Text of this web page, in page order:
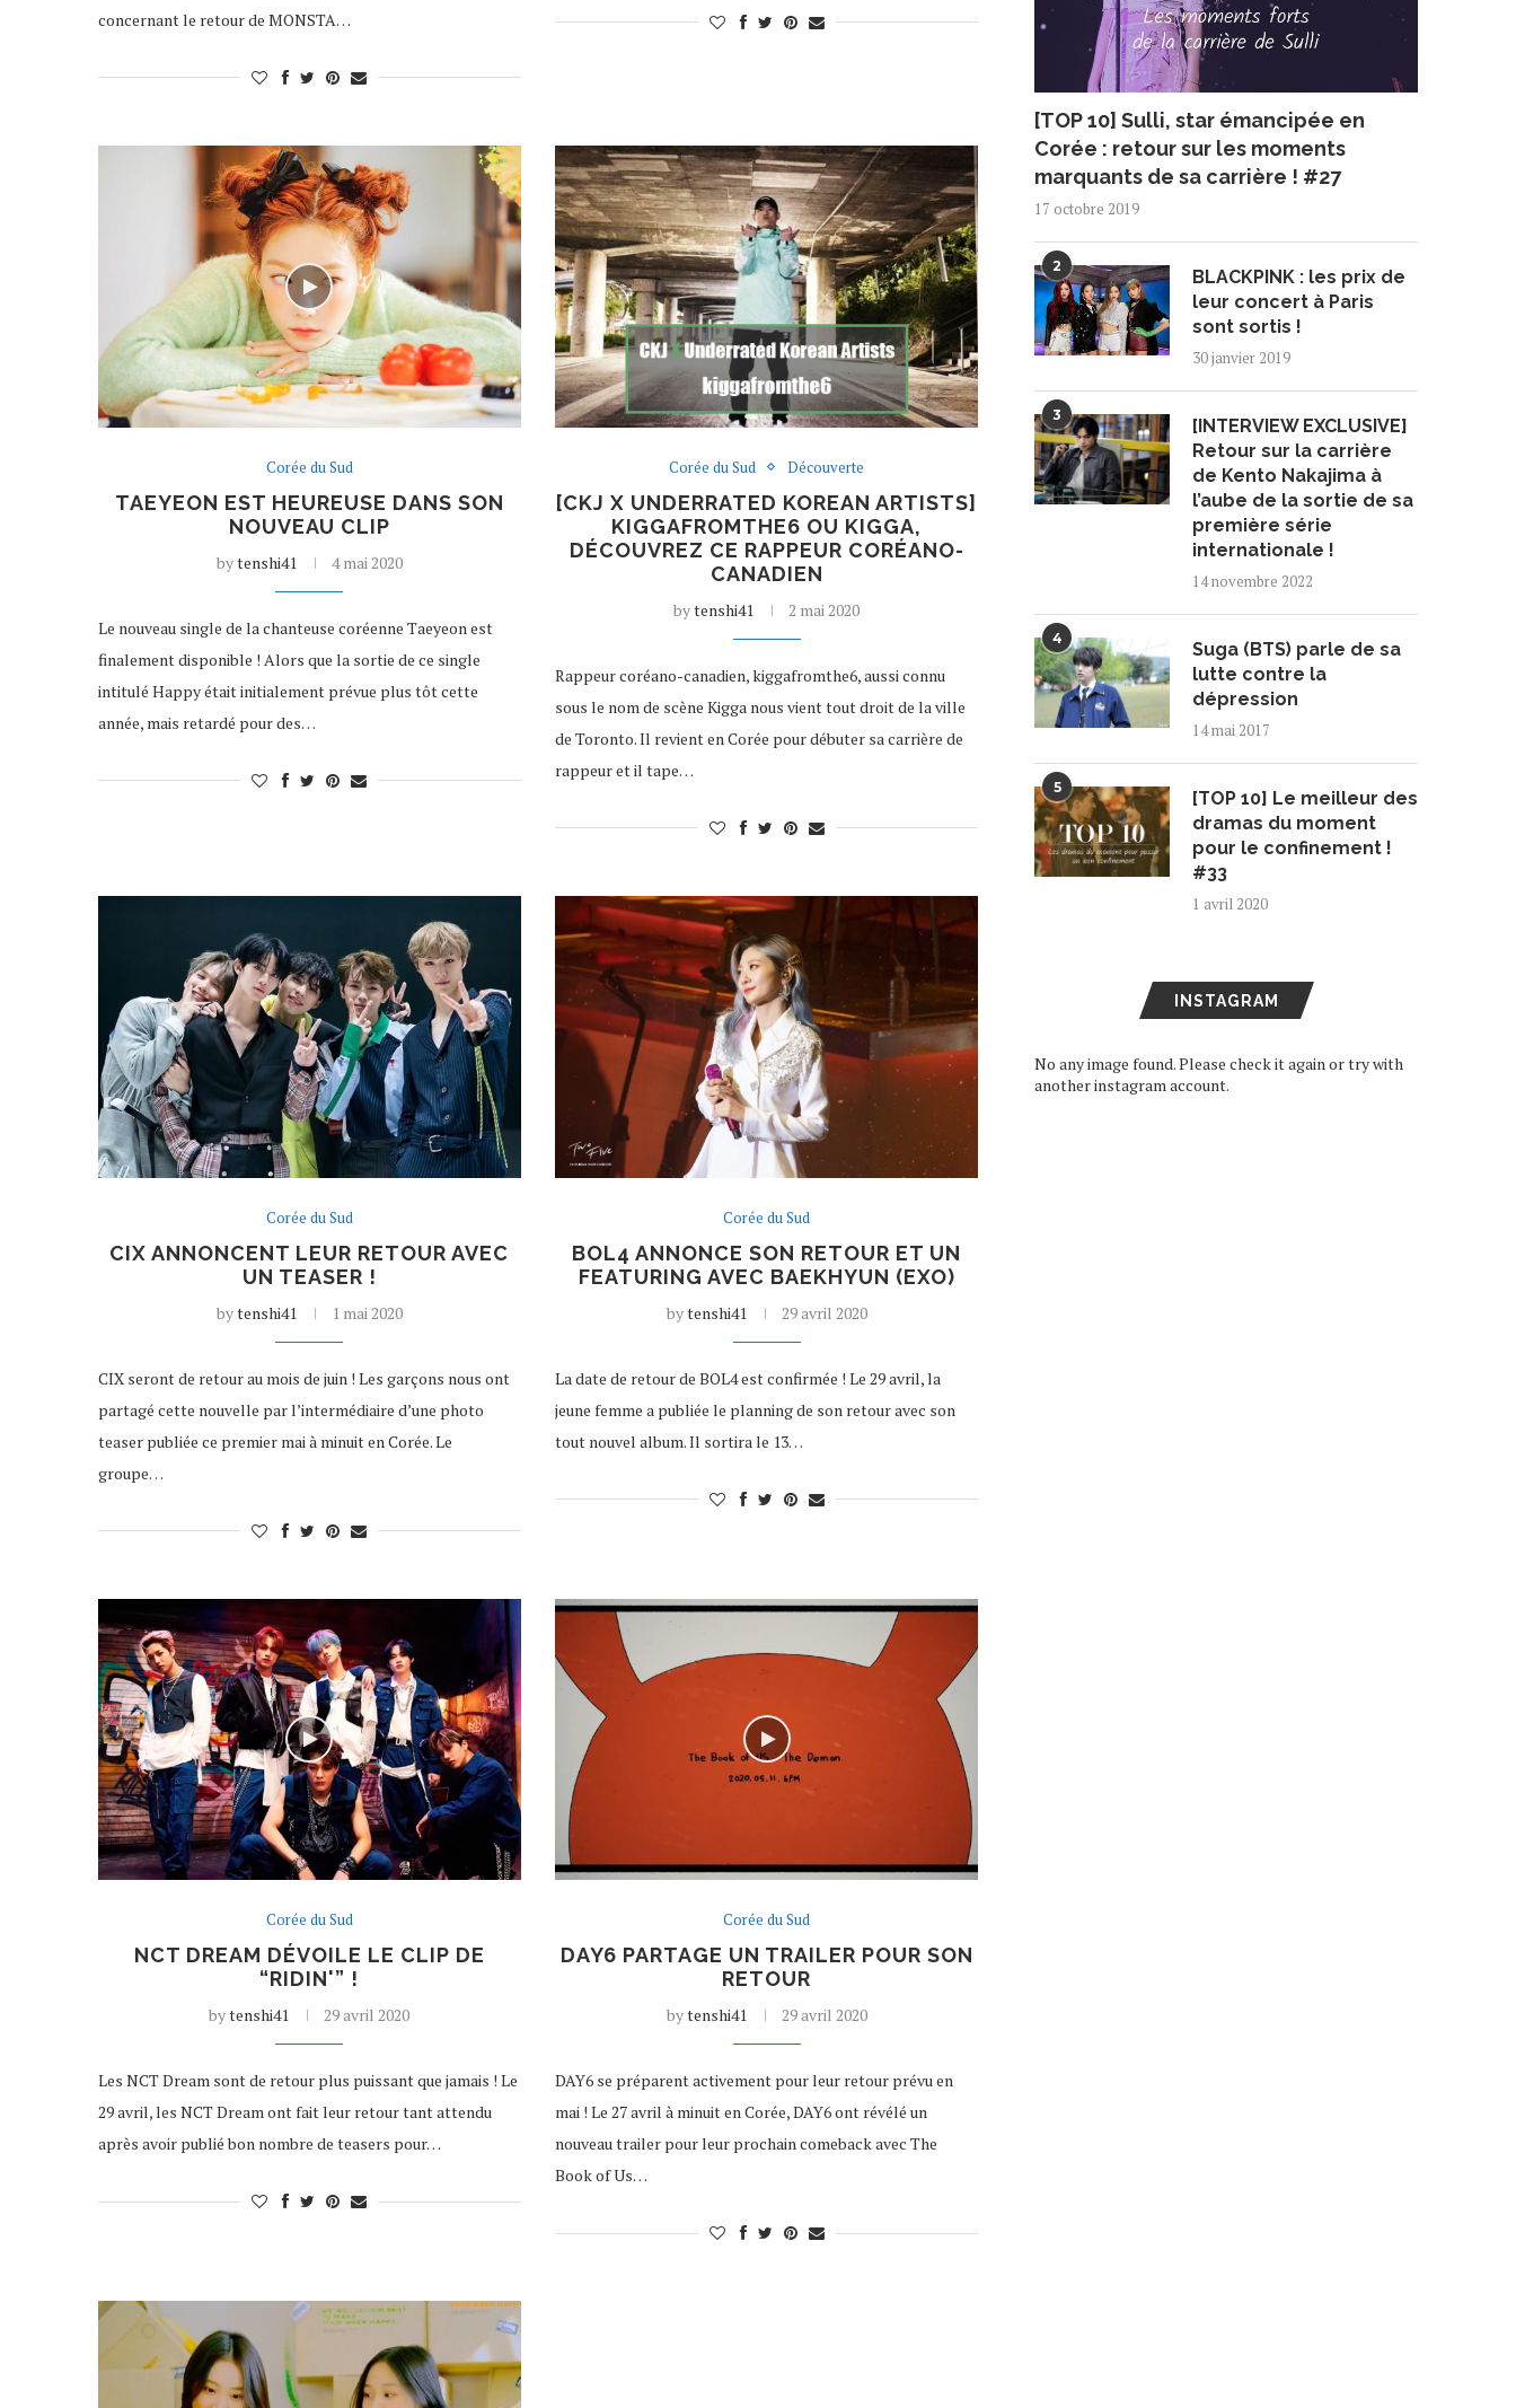
concernant le retour de MONSTA…
Corée du Sud
TAEYEON EST HEUREUSE DANS SON
NOUVEAU CLIP
bytenshi41 4 mai 2020
Le nouveau single de la chanteuse coréenne Taeyeon est
finalement disponible ! Alors que la sortie de ce single
intitulé Happy était initialement prévue plus tôt cette
année, mais retardé pour des…
Corée du Sud Découverte
[CKJ X UNDERRATED KOREAN ARTISTS]
KIGGAFROMTHE6 OU KIGGA,
DÉCOUVREZ CE RAPPEUR CORÉANO-
CANADIEN
bytenshi41 2 mai 2020
Rappeur coréano-canadien, kiggafromthe6, aussi connu
sous le nom de scène Kigga nous vient tout droit de la ville
de Toronto. Il revient en Corée pour débuter sa carrière de
rappeur et il tape…
Corée du Sud
CIX ANNONCENT LEUR RETOUR AVEC
UN TEASER !
bytenshi41 1 mai 2020
CIX seront de retour au mois de juin ! Les garçons nous ont
partagé cette nouvelle par l’intermédiaire d’une photo
teaser publiée ce premier mai à minuit en Corée. Le
groupe…
Corée du Sud
BOL4 ANNONCE SON RETOUR ET UN
FEATURING AVEC BAEKHYUN (EXO)
bytenshi41 29 avril 2020
La date de retour de BOL4 est confirmée ! Le 29 avril, la
jeune femme a publiée le planning de son retour avec son
tout nouvel album. Il sortira le 13…
Corée du Sud
NCT DREAM DÉVOILE LE CLIP DE
“RIDIN'” !
bytenshi41 29 avril 2020
Les NCT Dream sont de retour plus puissant que jamais ! Le
29 avril, les NCT Dream ont fait leur retour tant attendu
après avoir publié bon nombre de teasers pour…
Corée du Sud
DAY6 PARTAGE UN TRAILER POUR SON
RETOUR
bytenshi41 29 avril 2020
DAY6 se préparent activement pour leur retour prévu en
mai ! Le 27 avril à minuit en Corée, DAY6 ont révélé un
nouveau trailer pour leur prochain comeback avec The
Book of Us…
[TOP 10] Sulli, star émancipée en
Corée : retour sur les moments
marquants de sa carrière ! #27
17 octobre 2019
2
BLACKPINK : les prix de
leur concert à Paris
sont sortis !
30 janvier 2019
3
[INTERVIEW EXCLUSIVE]
Retour sur la carrière
de Kento Nakajima à
l’aube de la sortie de sa
première série
internationale !
14 novembre 2022
4
Suga (BTS) parle de sa
lutte contre la
dépression
14 mai 2017
5
[TOP 10] Le meilleur des
dramas du moment
pour le confinement !
#33
1 avril 2020
INSTAGRAM
No any image found. Please check it again or try with
another instagram account.